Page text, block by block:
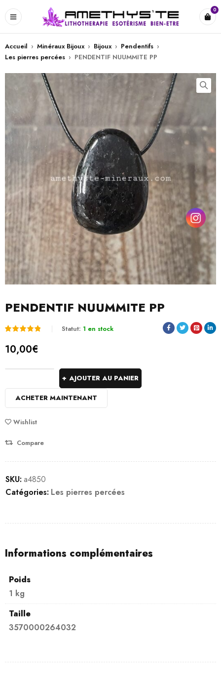
0
Accueil › Minéraux Bijoux › Bijoux › Pendentifs ›
Les pierres percées › PENDENTIF NUUMMITE PP
PENDENTIF NUUMMITE PP
basé
notation
Statut: 1 en stock
10,00€
AJOUTER AU PANIER
ACHETER MAINTENANT
Wishlist
Compare
SKU: a4850
Catégories: Les pierres percées
Informations complémentaires
Poids
1 kg
Taille
3570000264032